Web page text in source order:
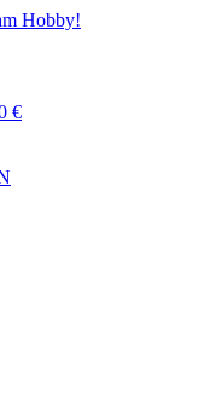
Hobby!
€